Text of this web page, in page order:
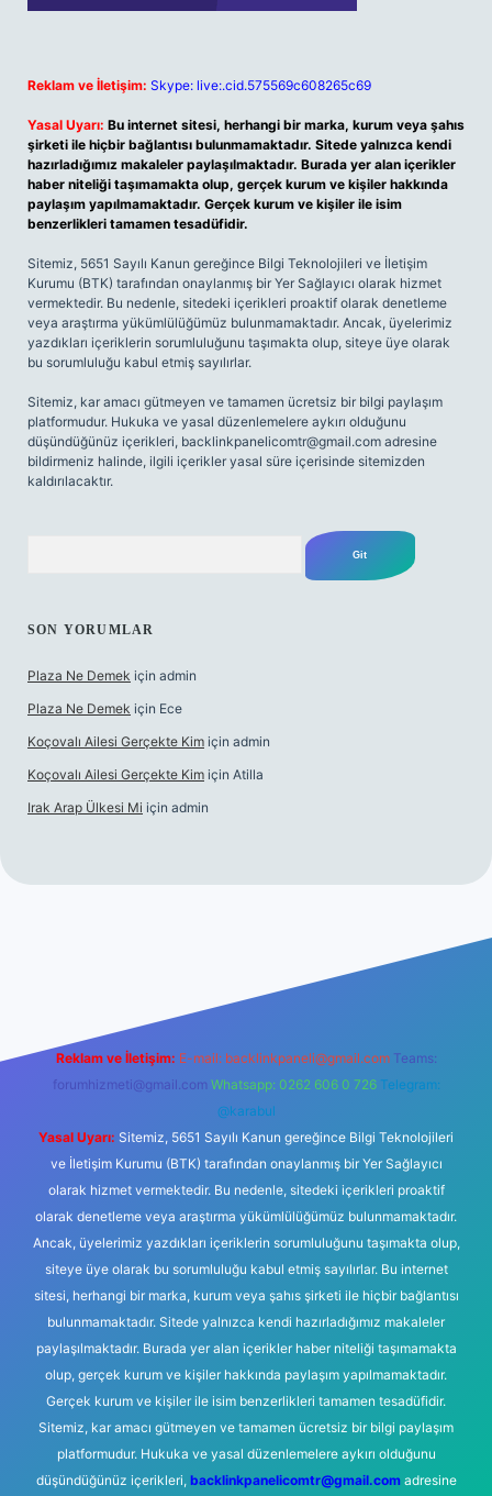
Reklam ve İletişim: Skype: live:.cid.575569c608265c69
Yasal Uyarı: Bu internet sitesi, herhangi bir marka, kurum veya şahıs
şirketi ile hiçbir bağlantısı bulunmamaktadır. Sitede yalnızca kendi
hazırladığımız makaleler paylaşılmaktadır. Burada yer alan içerikler
haber niteliği taşımamakta olup, gerçek kurum ve kişiler hakkında
paylaşım yapılmamaktadır. Gerçek kurum ve kişiler ile isim
benzerlikleri tamamen tesadüfidir.
Sitemiz, 5651 Sayılı Kanun gereğince Bilgi Teknolojileri ve İletişim
Kurumu (BTK) tarafından onaylanmış bir Yer Sağlayıcı olarak hizmet
vermektedir. Bu nedenle, sitedeki içerikleri proaktif olarak denetleme
veya araştırma yükümlülüğümüz bulunmamaktadır. Ancak, üyelerimiz
yazdıkları içeriklerin sorumluluğunu taşımakta olup, siteye üye olarak
bu sorumluluğu kabul etmiş sayılırlar.
Sitemiz, kar amacı gütmeyen ve tamamen ücretsiz bir bilgi paylaşım
platformudur. Hukuka ve yasal düzenlemelere aykırı olduğunu
düşündüğünüz içerikleri, backlinkpanelicomtr@gmail.com adresine
bildirmeniz halinde, ilgili içerikler yasal süre içerisinde sitemizden
kaldırılacaktır.
SON YORUMLAR
Plaza Ne Demek için admin
Plaza Ne Demek için Ece
Koçovalı Ailesi Gerçekte Kim için admin
Koçovalı Ailesi Gerçekte Kim için Atilla
Irak Arap Ülkesi Mi için admin
Reklam ve İletişim: E-mail: backlinkpaneli@gmail.com Teams:
forumhizmeti@gmail.com Whatsapp: 0262 606 0 726 Telegram:
@karabul
Yasal Uyarı: Sitemiz, 5651 Sayılı Kanun gereğince Bilgi Teknolojileri
ve İletişim Kurumu (BTK) tarafından onaylanmış bir Yer Sağlayıcı
olarak hizmet vermektedir. Bu nedenle, sitedeki içerikleri proaktif
olarak denetleme veya araştırma yükümlülüğümüz bulunmamaktadır.
Ancak, üyelerimiz yazdıkları içeriklerin sorumluluğunu taşımakta olup,
siteye üye olarak bu sorumluluğu kabul etmiş sayılırlar. Bu internet
sitesi, herhangi bir marka, kurum veya şahıs şirketi ile hiçbir bağlantısı
bulunmamaktadır. Sitede yalnızca kendi hazırladığımız makaleler
paylaşılmaktadır. Burada yer alan içerikler haber niteliği taşımamakta
olup, gerçek kurum ve kişiler hakkında paylaşım yapılmamaktadır.
Gerçek kurum ve kişiler ile isim benzerlikleri tamamen tesadüfidir.
Sitemiz, kar amacı gütmeyen ve tamamen ücretsiz bir bilgi paylaşım
platformudur. Hukuka ve yasal düzenlemelere aykırı olduğunu
düşündüğünüz içerikleri, backlinkpanelicomtr@gmail.comadresine